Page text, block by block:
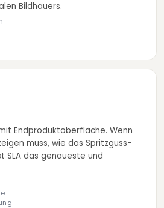
Bildhauers.
Endproduktoberfläche. Wenn
muss, wie das Spritzguss-
SLA das genaueste und